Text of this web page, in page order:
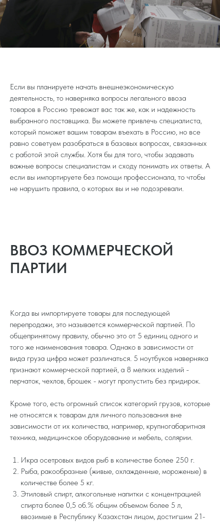
Если вы планируете начать внешнеэкономическую
деятельность, то наверняка вопросы легального ввоза
товаров в Россию тревожат вас так же, как и надежность
выбранного поставщика. Вы можете привлечь специалиста,
который поможет вашим товарам въехать в Россию, но все
равно советуем разобраться в базовых вопросах, связанных
с работой этой службы. Хотя бы для того, чтобы задавать
важные вопросы специалистам и сходу понимать их ответы. А
если вы импортируете без помощи профессионала, то чтобы
не нарушить правила, о которых вы и не подозревали.
ВВОЗ КОММЕРЧЕСКОЙ
ПАРТИИ
Когда вы импортируете товары для последующей
перепродажи, это называется коммерческой партией. По
общепринятому правилу, обычно это от 5 единиц одного и
того же наименования товара. Однако в зависимости от
вида груза цифра может различаться. 5 ноутбуков наверняка
признают коммерческой партией, а 8 мелких изделий -
перчаток, чехлов, брошек - могут пропустить без придирок.
Кроме того, есть огромный список категорий грузов, которые
не относятся к товарам для личного пользования вне
зависимости от их количества, например, крупногабаритная
техника, медицинское оборудование и мебель, солярии.
Икра осетровых видов рыб в количестве более 250 г.
Рыба, ракообразные (живые, охлажденные, мороженые) в
количестве более 5 кг.
Этиловый спирт, алкогольные напитки с концентрацией
спирта более 0,5 об.% общим объемом более 5 л,
ввозимые в Республику Казахстан лицом, достигшим 21-